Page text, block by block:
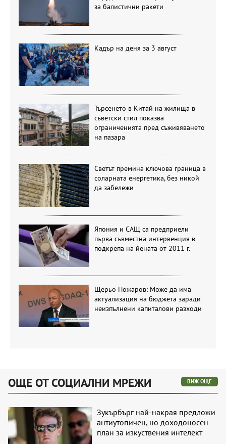
за балистични ракети
Кадър на деня за 3 август
Търсенето в Китай на жилища в
съветски стил показва
ограниченията пред съживяването
на пазара
Светът премина ключова граница в
соларната енергетика, без никой
да забележи
Япония и САЩ са предприели
първа съвместна интервенция в
подкрепа на йената от 2011 г.
Щерьо Ножаров: Може да има
актуализация на бюджета заради
неизпълнени капиталови разходи
ОЩЕ ОТ СОЦИАЛНИ МРЕЖИ ВИЖ ОЩЕ
Зукърбърг най-накрая предложи
антиутопичен, но доходоносен
план за изкуствения интелект